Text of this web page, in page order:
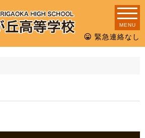
MENU
緊急連絡なし